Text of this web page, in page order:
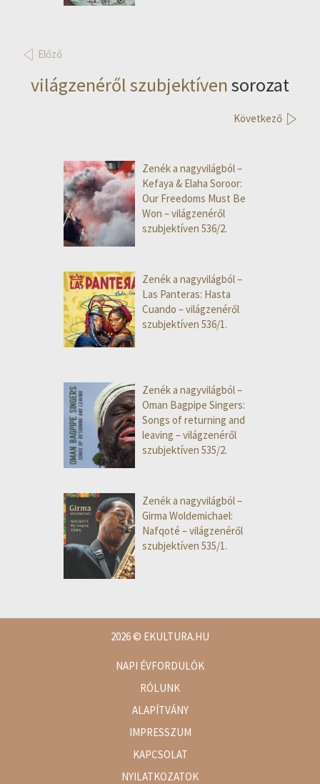
Előző
világzenéről szubjektívensorozat
Következő
Zenék a nagyvilágból –
Kefaya & Elaha Soroor:
Our Freedoms Must Be
Won – világzenéről
szubjektíven 536/2.
Zenék a nagyvilágból –
Las Panteras: Hasta
Cuando – világzenéről
szubjektíven 536/1.
Zenék a nagyvilágból –
Oman Bagpipe Singers:
Songs of returning and
leaving – világzenéről
szubjektíven 535/2.
Zenék a nagyvilágból –
Girma Woldemichael:
Nafqoté – világzenéről
szubjektíven 535/1.
2026© EKULTURA.HU
NAPI ÉVFORDULÓK
RÓLUNK
ALAPÍTVÁNY
IMPRESSZUM
KAPCSOLAT
NYILATKOZATOK